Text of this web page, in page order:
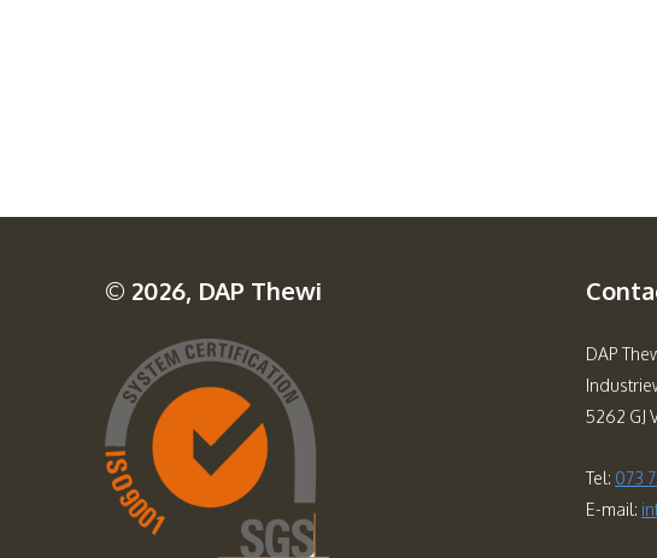
© 2026, DAP Thewi
DAP
5262 GJ
Tel: 073
E-mail: